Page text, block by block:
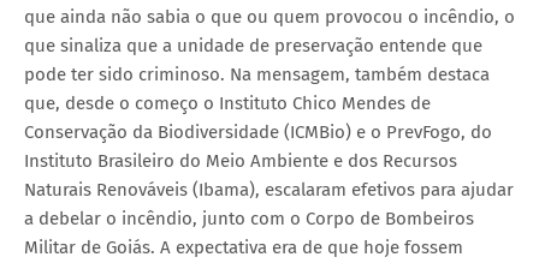
que ainda não sabia o que ou quem provocou o incêndio, o
que sinaliza que a unidade de preservação entende que
pode ter sido criminoso. Na mensagem, também destaca
que, desde o começo o Instituto Chico Mendes de
Conservação da Biodiversidade (ICMBio) e o PrevFogo, do
Instituto Brasileiro do Meio Ambiente e dos Recursos
Naturais Renováveis (Ibama), escalaram efetivos para ajudar
a debelar o incêndio, junto com o Corpo de Bombeiros
Militar de Goiás. A expectativa era de que hoje fossem